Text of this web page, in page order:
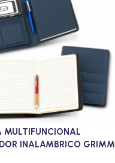
MULTIFUNCIONAL
INALAMBRICO GRIMM